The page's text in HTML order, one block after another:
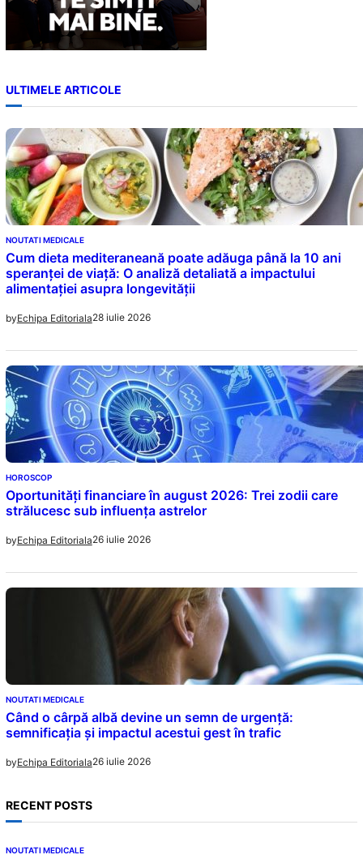
ULTIMELE ARTICOLE
NOUTATI MEDICALE
Cum dieta mediteraneană poate adăuga până la 10 ani
speranței de viață: O analiză detaliată a impactului
alimentației asupra longevității
byEchipa Editoriala28 iulie 2026
HOROSCOP
Oportunități financiare în august 2026: Trei zodii care
strălucesc sub influența astrelor
byEchipa Editoriala26 iulie 2026
NOUTATI MEDICALE
Când o cârpă albă devine un semn de urgență:
semnificația și impactul acestui gest în trafic
byEchipa Editoriala26 iulie 2026
RECENT POSTS
NOUTATI MEDICALE